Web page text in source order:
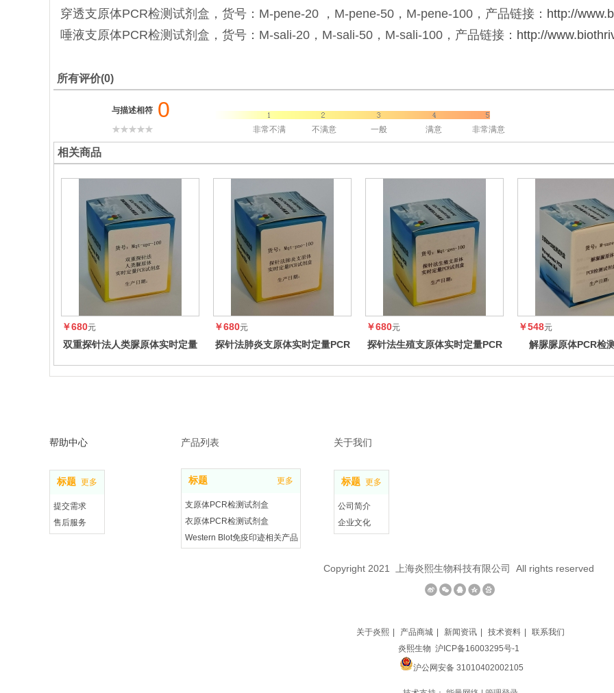
穿透支原体PCR检测试剂盒，货号：M-pene-20 ，M-pene-50，M-pene-100，产品链接： http://
唾液支原体PCR检测试剂盒，货号：M-sali-20，M-sali-50，M-sali-100，产品链接： http://
所有评价(0)
与描述相符 0
非常不满 不满意 一般 满意 非常满意
相关商品
￥680元
双重探针法人类脲原体实时定量
￥680元
探针法肺炎支原体实时定量PCR
￥680元
探针法生殖支原体实时定量PCR
￥548元
解脲脲原体PCR检
标题 更多
提交需求
售后服务
标题 更多
支原体PCR检测试剂盒
衣原体PCR检测试剂盒
Western Blot免疫印迹相关产品
标题 更多
公司简介
企业文化
帮助中心 产品列表 关于我们
Copyright 2021 上海炎熙生物科技有限公司 All rights reserved
关于炎熙 产品商城 新闻资讯 技术资料
联系我们
炎熙生物 沪ICP备16003295号-1
沪公网安备 31010402002105